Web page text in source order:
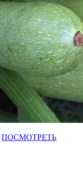
ПОСМОТРЕТЬ